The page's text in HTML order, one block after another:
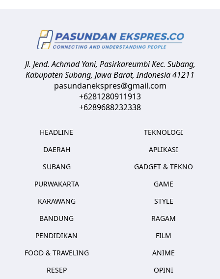
Jl. Jend. Achmad Yani, Pasirkareumbi Kec. Subang,
Kabupaten Subang, Jawa Barat,Indonesia41211
pasundanekspres@gmail.com
+6281280911913
+6289688232338
HEADLINE
DAERAH
SUBANG
PURWAKARTA
KARAWANG
BANDUNG
PENDIDIKAN
FOOD & TRAVELING
RESEP
TEKNOLOGI
APLIKASI
GADGET & TEKNO
GAME
STYLE
RAGAM
FILM
ANIME
OPINI